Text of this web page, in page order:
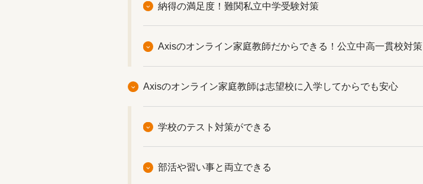
納得の満足度！難関私立中学受験対策
Axisのオンライン家庭教師だからできる！公立中高一貫校対策
Axisのオンライン家庭教師は志望校に入学してからでも安心
学校のテスト対策ができる
部活や習い事と両立できる